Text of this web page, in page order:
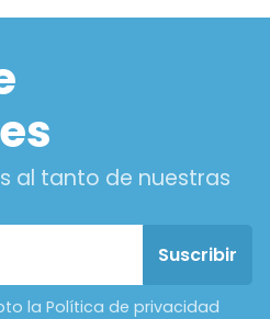
al tanto de nuestras
la Política de privacidad